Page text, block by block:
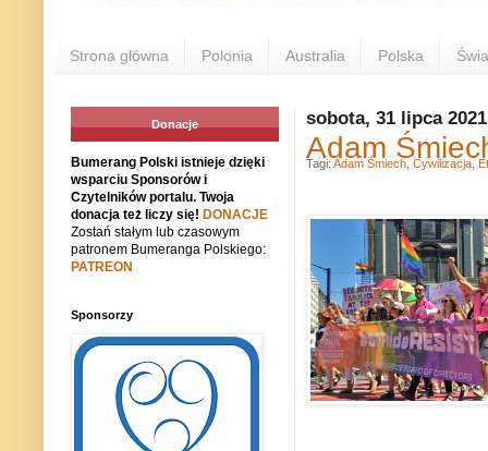
Strona główna Polonia Australia Polska
sobota, 31 lipca 2021
Adam
Tagi: Adam Śmiech Cywilizacja
Donacje
Bumerang Polski istnieje dzięki
wsparciu Sponsorów i
Czytelników portalu. Twoja
donacja też liczy się! DONACJE
Zostań stałym lub czasowym
patronem Bumeranga Polskiego:
PATREON
Sponsorzy